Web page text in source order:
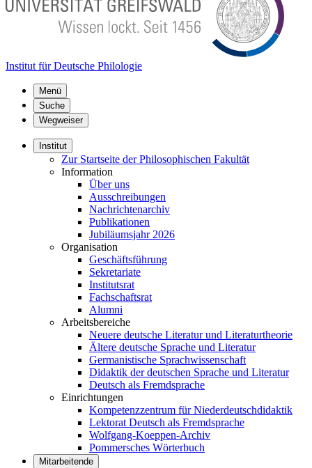
Institut für Deutsche Philologie
Menü
Suche
Wegweiser
Institut
Zur Startseite der Philosophischen Fakultät
Information
Über uns
Ausschreibungen
Nachrichtenarchiv
Publikationen
Jubiläumsjahr 2026
Organisation
Geschäftsführung
Sekretariate
Institutsrat
Fachschaftsrat
Alumni
Arbeitsbereiche
Neuere deutsche Literatur und Literaturtheorie
Ältere deutsche Sprache und Literatur
Germanistische Sprachwissenschaft
Didaktik der deutschen Sprache und Literatur
Deutsch als Fremdsprache
Einrichtungen
Kompetenzzentrum für Niederdeutschdidaktik
Lektorat Deutsch als Fremdsprache
Wolfgang-Koeppen-Archiv
Pommersches Wörterbuch
Mitarbeitende